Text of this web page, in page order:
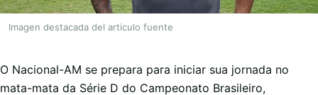
Imagen destacada del articulo fuente
O Nacional-AM se prepara para iniciar sua jornada no
mata-mata da Série D do Campeonato Brasileiro,